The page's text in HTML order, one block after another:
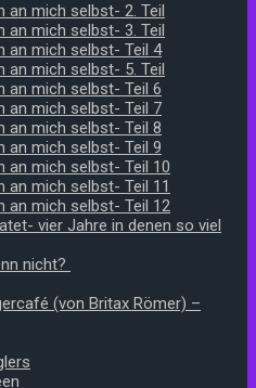
an mich selbst- 2. Teil
an mich selbst- 3. Teil
an mich selbst- Teil 4
an mich selbst- 5. Teil
an mich selbst- Teil 6
an mich selbst- Teil 7
an mich selbst- Teil 8
an mich selbst- Teil 9
an mich selbst- Teil 10
an mich selbst- Teil 11
an mich selbst- Teil 12
vier Jahre in denen so viel
nicht?
(von Britax Römer) –